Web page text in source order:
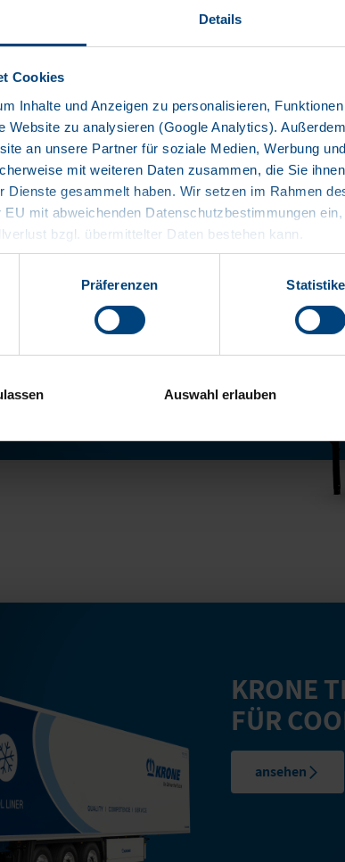
Details
Cookies
Inhalte und Anzeigen zu personalisieren,
Website zu analysieren (Google Analytics).
an unsere Partner für soziale Medien, Werbung
mit weiteren Daten zusammen, die Sie
Dienste gesammelt haben. Wir setzen im Rahmen
EU mit abweichenden Datenschutzbestimmungen
bzgl. übermittelter Daten bestehen kann.
Präferenzen
Auswahl erlauben
PAKETE
KRONE
FÜR
ansehen